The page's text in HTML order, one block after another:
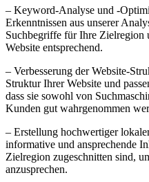
– Keyword-Analyse und -
Erkenntnissen aus unserer
Suchbegriffe für Ihre Zielregion
Website entsprechend.
– Verbesserung der Website-
Struktur Ihrer Website und
dass sie sowohl von
Kunden gut wahrgenommen
– Erstellung hochwertiger
informative und ansprechende
Zielregion zugeschnitten sind,
anzusprechen.